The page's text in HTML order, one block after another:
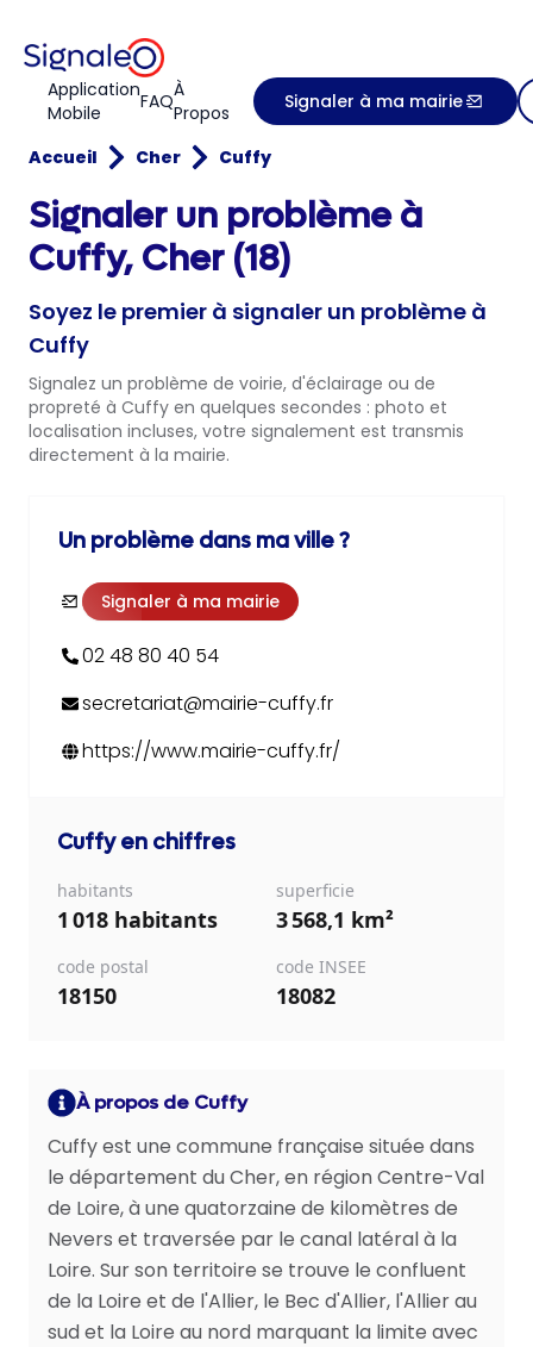
Application
Mobile
FAQÀ
Propos
Signaler à ma mairie
Accueil Cher Cuffy
Signaler un problème à
Cuffy, Cher (18)
Soyez le premier à signaler un problème à
Cuffy
Signalez un problème de voirie, d'éclairage ou de
propreté à Cuffy en quelques secondes : photo et
localisation incluses, votre signalement est transmis
directement à la mairie.
Un problème dans ma ville ?
Signaler à ma mairie
02 48 80 40 54
secretariat@mairie-cuffy.fr
https://www.mairie-cuffy.fr/
Cuffyen chiffres
habitants
1 018 habitants
superficie
3 568,1 km²
code postal
18150
code INSEE
18082
À propos de Cuffy
Cuffy est une commune française située dans
le département du Cher, en région Centre-Val
de Loire, à une quatorzaine de kilomètres de
Nevers et traversée par le canal latéral à la
Loire. Sur son territoire se trouve le confluent
de la Loire et de l'Allier, le Bec d'Allier, l'Allier au
sud et la Loire au nord marquant la limite avec